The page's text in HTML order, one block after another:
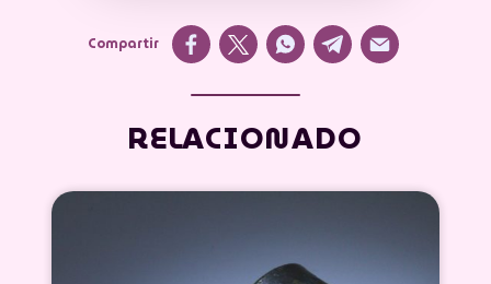
Compartir
RELACIONADO